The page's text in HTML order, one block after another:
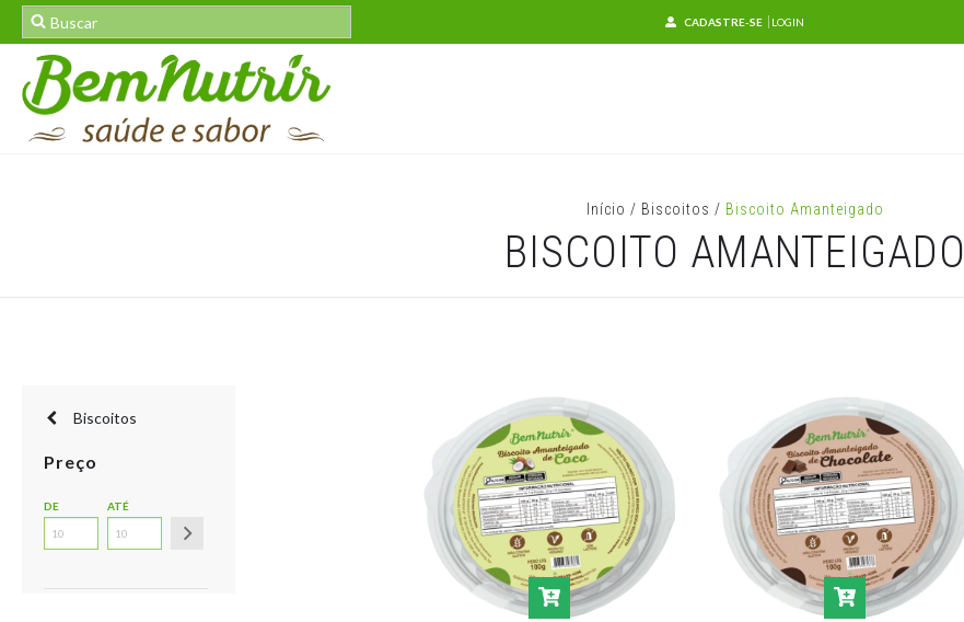
CADASTRE-SE LOGIN
Início / Biscoitos / Biscoito Amanteigado
BISCOITO AMANTEIGADO
Biscoitos
Preço
DE ATÉ